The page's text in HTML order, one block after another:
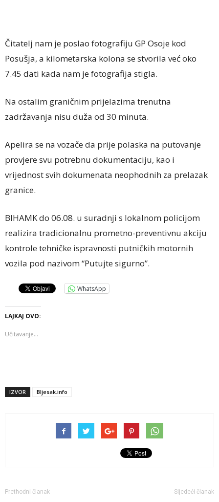
Čitatelj nam je poslao fotografiju GP Osoje kod
Posušja, a kilometarska kolona se stvorila već oko
7.45 dati kada nam je fotografija stigla.
Na ostalim graničnim prijelazima trenutna
zadržavanja nisu duža od 30 minuta.
Apelira se na vozače da prije polaska na putovanje
provjere svu potrebnu dokumentaciju, kao i
vrijednost svih dokumenata neophodnih za prelazak
granice.
BIHAMK do 06.08. u suradnji s lokalnom policijom
realizira tradicionalnu prometno-preventivnu akciju
kontrole tehničke ispravnosti putničkih motornih
vozila pod nazivom “Putujte sigurno”.
WhatsApp
LAJKAJ OVO:
Učitavanje...
IZVOR Bljesak.info
Prethodni članak Sljedeći članak